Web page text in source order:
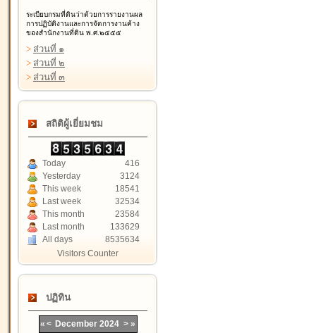
ระเบียบกรมที่ดินว่าด้วยการรายงานผล
การปฏิบัติงานและการจัดการงานค้าง
ของสำนักงานที่ดิน พ.ศ.๒๕๕๕
> ส่วนที่ ๑
> ส่วนที่ ๒
> ส่วนที่ ๓
สถิติผู้เยี่ยมชม
Today
416
Yesterday
3124
This week
18541
Last week
32534
This month
23584
Last month
133629
All days
8535634
Visitors Counter
ปฏิทิน
« < December 2024 > »